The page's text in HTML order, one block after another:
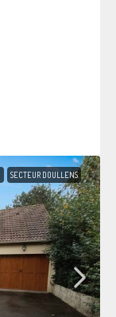
SECTEUR DOULLENS